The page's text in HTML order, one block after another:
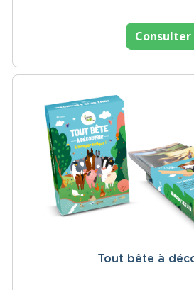
Consulter
Tout bête à